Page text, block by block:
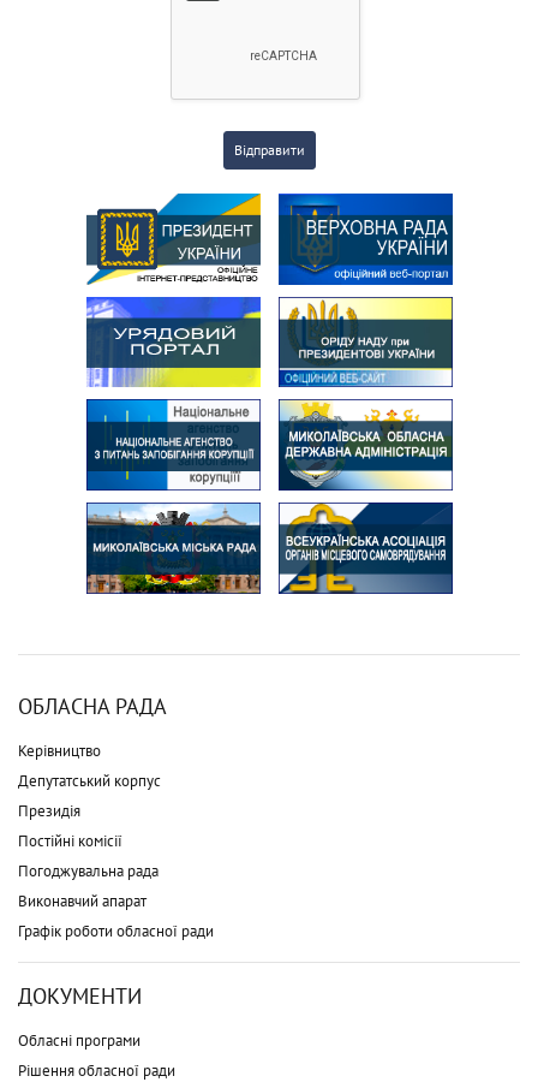
Відправити
ОБЛАСНА РАДА
Керівництво
Депутатський корпус
Президія
Постійні комісії
Погоджувальна рада
Виконавчий апарат
Графік роботи обласної ради
ДОКУМЕНТИ
Обласні програми
Рішення обласної ради